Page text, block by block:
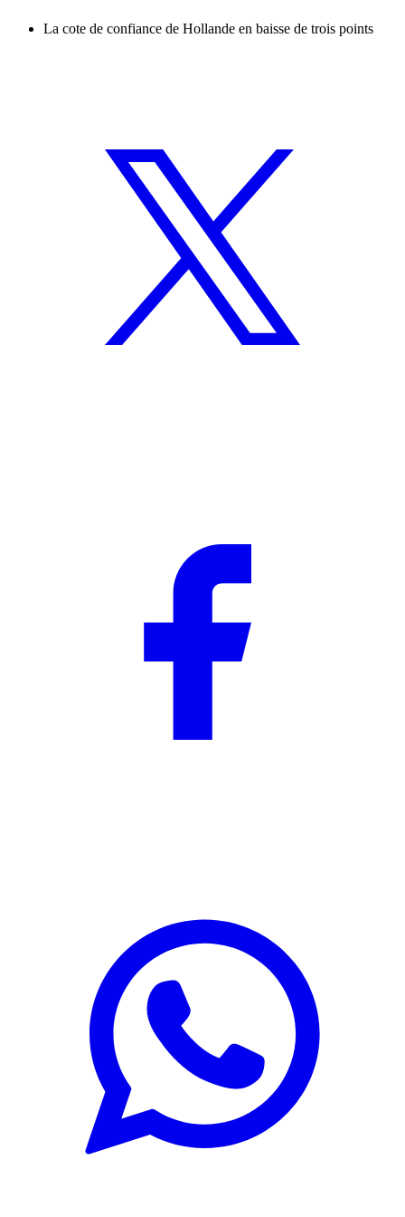
La cote de confiance de Hollande en baisse de trois points